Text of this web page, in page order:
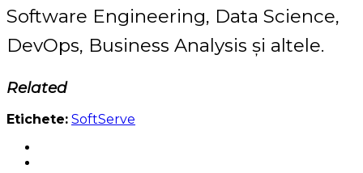
Software Engineering, Data Science,
DevOps, Business Analysis și altele.
Related
Etichete: SoftServe